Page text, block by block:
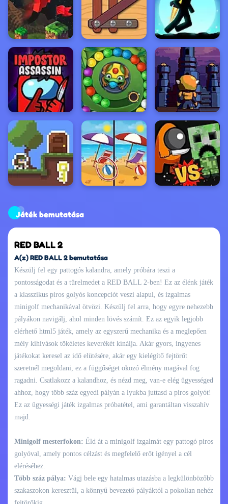
Játék bemutatása
RED BALL 2
A(z) RED BALL 2 bemutatása
Készülj fel egy pattogós kalandra, amely próbára teszi a
pontosságodat és a türelmedet a RED BALL 2-ben! Ez az élénk játék
a klasszikus piros golyós koncepciót veszi alapul, és izgalmas
minigolf mechanikával ötvözi. Készülj fel arra, hogy egyre nehezebb
pályákon navigálj, ahol minden lövés számít. Ez az egyik legjobb
elérhető html5 játék, amely az egyszerű mechanika és a meglepően
mély kihívások tökéletes keverékét kínálja. Akár gyors, ingyenes
játékokat keresel az idő elütésére, akár egy kielégítő fejtörőt
szeretnél megoldani, ez a függőséget okozó élmény magával fog
ragadni. Csatlakozz a kalandhoz, és nézd meg, van-e elég ügyességed
ahhoz, hogy több száz egyedi pályán a lyukba juttasd a piros golyót!
Ez az ügyességi játék izgalmas próbatétel, ami garantáltan visszahív
majd.
Minigolf mesterfokon: Éld át a minigolf izgalmát egy pattogó piros
golyóval, amely pontos célzást és megfelelő erőt igényel a cél
eléréséhez.
Több száz pálya: Vágj bele egy hatalmas utazásba a legkülönbözőbb
szakaszokon keresztül, a könnyű bevezető pályáktól a pokolian nehéz